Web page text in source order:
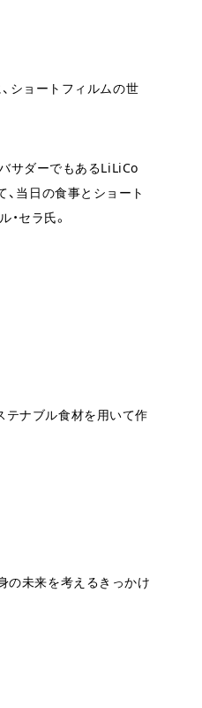
、ショートフィルムの世
サダーでもあるLiLiCo
当日の食事とショート
セラ氏。
テナブル食材を用いて作
の未来を考えるきっかけ